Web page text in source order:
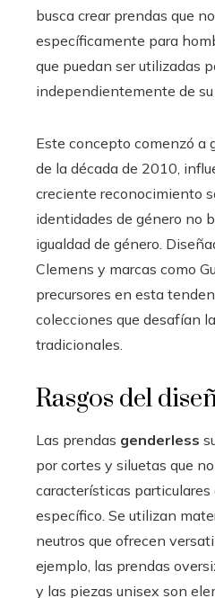
busca crear prendas que
específicamente para
que puedan ser utilizadas
independientemente de
Este concepto comenzó a
de la década de 2010,
creciente reconocimiento
identidades de género no
igualdad de género.
Clemens y marcas como
precursores en esta
colecciones que desafían
tradicionales.
Rasgos del
Las prendas genderless
por cortes y siluetas que
características particulares
específico. Se utilizan
neutros que ofrecen
ejemplo, las prendas
y las piezas unisex son